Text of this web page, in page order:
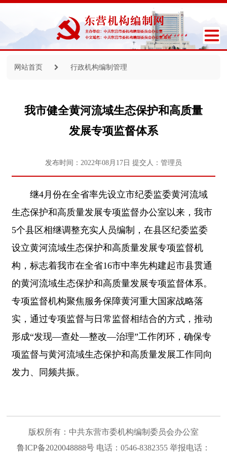
网站首页 行政机构编制管理
我市健全黄河流域生态保护和高质量
发展专项监督体系
发布时间：2022年08月17日 提交人：管理员
继4月份在全省率先设立市纪委监委黄河流域
生态保护和高质量发展专项监督办公室以来，我市
5个县区相继调整充实人员编制，在县区纪委监委
设立黄河流域生态保护和高质量发展专项监督机
构，标志着我市在全省16市中率先构建起市县贯通
的黄河流域生态保护和高质量发展专项监督体系。
专项监督机构聚焦服务保障黄河重大国家战略落
实，通过专项监督与日常监督相结合的方式，推动
形成“发现—查处—整改—治理”工作闭环，确保专
项监督与黄河流域生态保护和高质量发展工作同向
发力、同频共振。
版权所有：中共东营市委机构编制委员会办公室
鲁ICP备2020048888号 电话：0546-8382355 举报电话：